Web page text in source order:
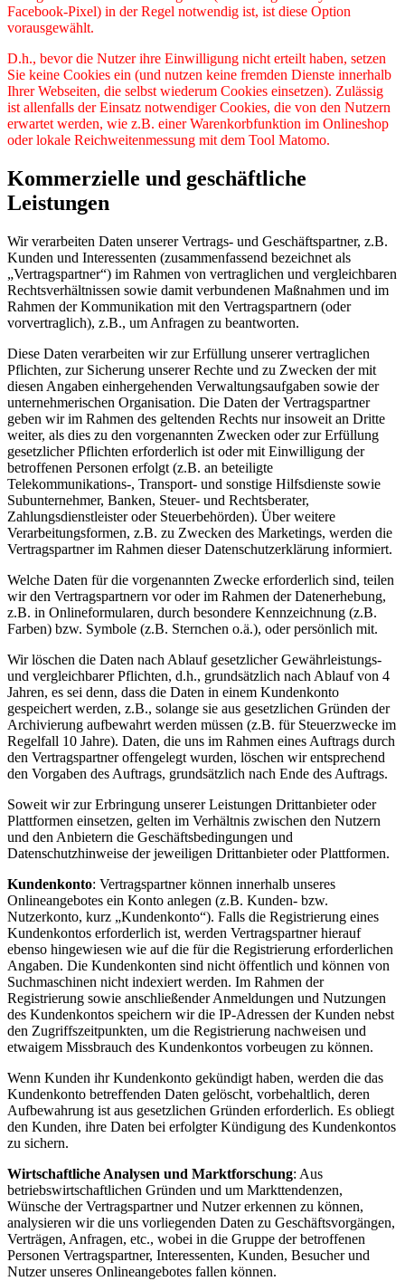
Facebook-Pixel) in der Regel notwendig ist, ist diese Option
vorausgewählt.
D.h., bevor die Nutzer ihre Einwilligung nicht erteilt haben, setzen
Sie keine Cookies ein (und nutzen keine fremden Dienste innerhalb
Ihrer Webseiten, die selbst wiederum Cookies einsetzen). Zulässig
ist allenfalls der Einsatz notwendiger Cookies, die von den Nutzern
erwartet werden, wie z.B. einer Warenkorbfunktion im Onlineshop
oder lokale Reichweitenmessung mit dem Tool Matomo.
Kommerzielle und geschäftliche
Leistungen
Wir verarbeiten Daten unserer Vertrags- und Geschäftspartner, z.B.
Kunden und Interessenten (zusammenfassend bezeichnet als
„Vertragspartner“) im Rahmen von vertraglichen und vergleichbaren
Rechtsverhältnissen sowie damit verbundenen Maßnahmen und im
Rahmen der Kommunikation mit den Vertragspartnern (oder
vorvertraglich), z.B., um Anfragen zu beantworten.
Diese Daten verarbeiten wir zur Erfüllung unserer vertraglichen
Pflichten, zur Sicherung unserer Rechte und zu Zwecken der mit
diesen Angaben einhergehenden Verwaltungsaufgaben sowie der
unternehmerischen Organisation. Die Daten der Vertragspartner
geben wir im Rahmen des geltenden Rechts nur insoweit an Dritte
weiter, als dies zu den vorgenannten Zwecken oder zur Erfüllung
gesetzlicher Pflichten erforderlich ist oder mit Einwilligung der
betroffenen Personen erfolgt (z.B. an beteiligte
Telekommunikations-, Transport- und sonstige Hilfsdienste sowie
Subunternehmer, Banken, Steuer- und Rechtsberater,
Zahlungsdienstleister oder Steuerbehörden). Über weitere
Verarbeitungsformen, z.B. zu Zwecken des Marketings, werden die
Vertragspartner im Rahmen dieser Datenschutzerklärung informiert.
Welche Daten für die vorgenannten Zwecke erforderlich sind, teilen
wir den Vertragspartnern vor oder im Rahmen der Datenerhebung,
z.B. in Onlineformularen, durch besondere Kennzeichnung (z.B.
Farben) bzw. Symbole (z.B. Sternchen o.ä.), oder persönlich mit.
Wir löschen die Daten nach Ablauf gesetzlicher Gewährleistungs-
und vergleichbarer Pflichten, d.h., grundsätzlich nach Ablauf von 4
Jahren, es sei denn, dass die Daten in einem Kundenkonto
gespeichert werden, z.B., solange sie aus gesetzlichen Gründen der
Archivierung aufbewahrt werden müssen (z.B. für Steuerzwecke im
Regelfall 10 Jahre). Daten, die uns im Rahmen eines Auftrags durch
den Vertragspartner offengelegt wurden, löschen wir entsprechend
den Vorgaben des Auftrags, grundsätzlich nach Ende des Auftrags.
Soweit wir zur Erbringung unserer Leistungen Drittanbieter oder
Plattformen einsetzen, gelten im Verhältnis zwischen den Nutzern
und den Anbietern die Geschäftsbedingungen und
Datenschutzhinweise der jeweiligen Drittanbieter oder Plattformen.
Kundenkonto: Vertragspartner können innerhalb unseres
Onlineangebotes ein Konto anlegen (z.B. Kunden- bzw.
Nutzerkonto, kurz „Kundenkonto“). Falls die Registrierung eines
Kundenkontos erforderlich ist, werden Vertragspartner hierauf
ebenso hingewiesen wie auf die für die Registrierung erforderlichen
Angaben. Die Kundenkonten sind nicht öffentlich und können von
Suchmaschinen nicht indexiert werden. Im Rahmen der
Registrierung sowie anschließender Anmeldungen und Nutzungen
des Kundenkontos speichern wir die IP-Adressen der Kunden nebst
den Zugriffszeitpunkten, um die Registrierung nachweisen und
etwaigem Missbrauch des Kundenkontos vorbeugen zu können.
Wenn Kunden ihr Kundenkonto gekündigt haben, werden die das
Kundenkonto betreffenden Daten gelöscht, vorbehaltlich, deren
Aufbewahrung ist aus gesetzlichen Gründen erforderlich. Es obliegt
den Kunden, ihre Daten bei erfolgter Kündigung des Kundenkontos
zu sichern.
Wirtschaftliche Analysen und Marktforschung: Aus
betriebswirtschaftlichen Gründen und um Markttendenzen,
Wünsche der Vertragspartner und Nutzer erkennen zu können,
analysieren wir die uns vorliegenden Daten zu Geschäftsvorgängen,
Verträgen, Anfragen, etc., wobei in die Gruppe der betroffenen
Personen Vertragspartner, Interessenten, Kunden, Besucher und
Nutzer unseres Onlineangebotes fallen können.